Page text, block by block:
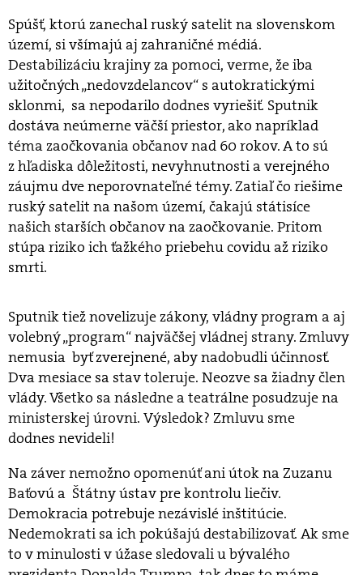
Spúšť, ktorú zanechal ruský satelit na slovenskom
území, si všímajú aj zahraničné médiá.
Destabilizáciu krajiny za pomoci, verme, že iba
užitočných „nedovzdelancov“ s autokratickými
sklonmi, sa nepodarilo dodnes vyriešiť. Sputnik
dostáva neúmerne väčší priestor, ako napríklad
téma zaočkovania občanov nad 60 rokov. A to sú
z hľadiska dôležitosti, nevyhnutnosti a verejného
záujmu dve neporovnateľné témy. Zatiaľ čo riešime
ruský satelit na našom území, čakajú státisíce
našich starších občanov na zaočkovanie. Pritom
stúpa riziko ich ťažkého priebehu covidu až riziko
smrti.
Sputnik tiež novelizuje zákony, vládny program a aj
volebný „program“ najväčšej vládnej strany. Zmluvy
nemusia byť zverejnené, aby nadobudli účinnosť.
Dva mesiace sa stav toleruje. Neozve sa žiadny člen
vlády. Všetko sa následne a teatrálne posudzuje na
ministerskej úrovni. Výsledok? Zmluvu sme
dodnes nevideli!
Na záver nemožno opomenúť ani útok na Zuzanu
Baťovú a Štátny ústav pre kontrolu liečiv.
Demokracia potrebuje nezávislé inštitúcie.
Nedemokrati sa ich pokúšajú destabilizovať. Ak sme
to v minulosti v úžase sledovali u bývalého